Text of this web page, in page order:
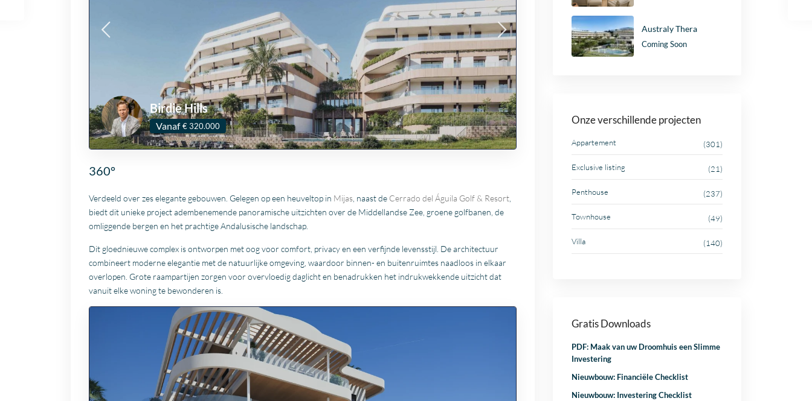
Birdie Hills
Vanaf € 320.000
360°
Verdeeld over zes elegante gebouwen. Gelegen op een heuveltop in Mijas , naast de Cerrado del Águila Golf & Resort
biedt dit unieke project adembenemende panoramische uitzichten over de Middellandse Zee, groene golfbanen, de
omliggende bergen en het prachtige Andalusische landschap.
Dit gloednieuwe complex is ontworpen met oog voor comfort, privacy en een verfijnde levensstijl. De architectuur
combineert moderne elegantie met de natuurlijke omgeving, waardoor binnen- en buitenruimtes naadloos in elkaar
overlopen. Grote raampartijen zorgen voor overvloedig daglicht en benadrukken het indrukwekkende uitzicht dat
vanuit elke woning te bewonderen is.
Australy Thera
Coming Soon
Onze verschillende projecten
Appartement (301)
Exclusive listing (21)
Penthouse (237)
Townhouse (49)
Villa (140)
Gratis Downloads
PDF: Maak van uw Droomhuis een Slimme
Investering
Nieuwbouw: Financiële Checklist
Nieuwbouw: Investering Checklist